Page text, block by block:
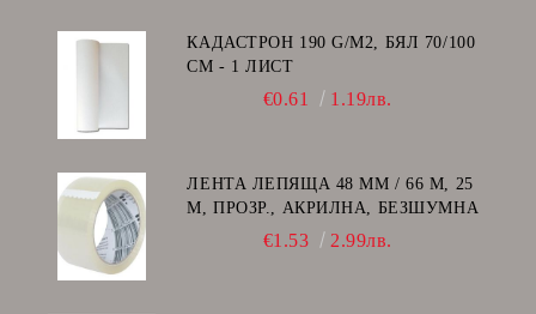
КАДАСТРОН 190 G/M2, БЯЛ 70/100
СМ - 1 ЛИСТ
€0.61 1.19лв.
ЛЕНТА ЛЕПЯЩА 48 ММ / 66 М, 25
Μ, ПРОЗР., АКРИЛНА, БЕЗШУМНА
€1.53 2.99лв.